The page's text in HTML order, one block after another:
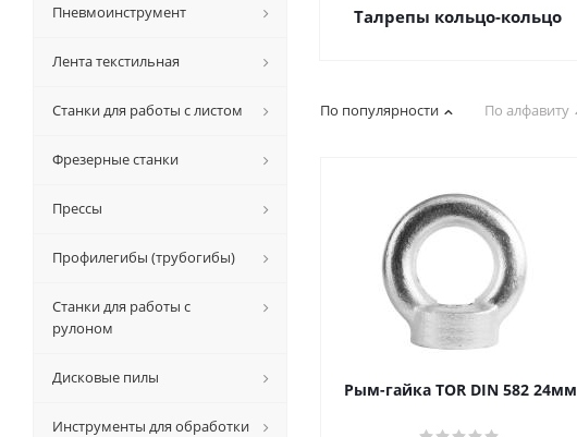
Талрепы кольцо-кольцо
По популярности По алфавиту
Рым-гайка TOR DIN 582 24мм
Пневмоинструмент
Лента текстильная
Станки для работы с листом
Фрезерные станки
Прессы
Профилегибы (трубогибы)
Станки для работы с
рулоном
Дисковые пилы
Инструменты для обработки